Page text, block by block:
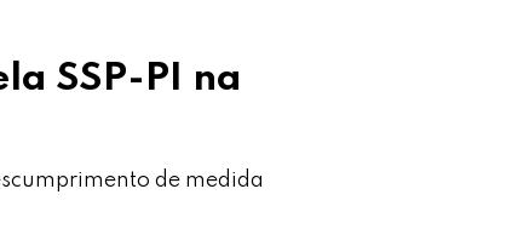
SSP-PI na
de medida